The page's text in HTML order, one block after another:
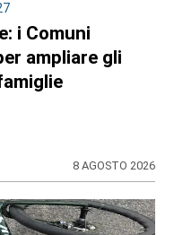
i Comuni
ampliare gli
8 AGOSTO 2026